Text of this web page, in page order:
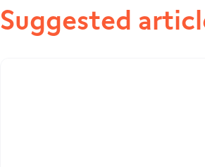
Suggested